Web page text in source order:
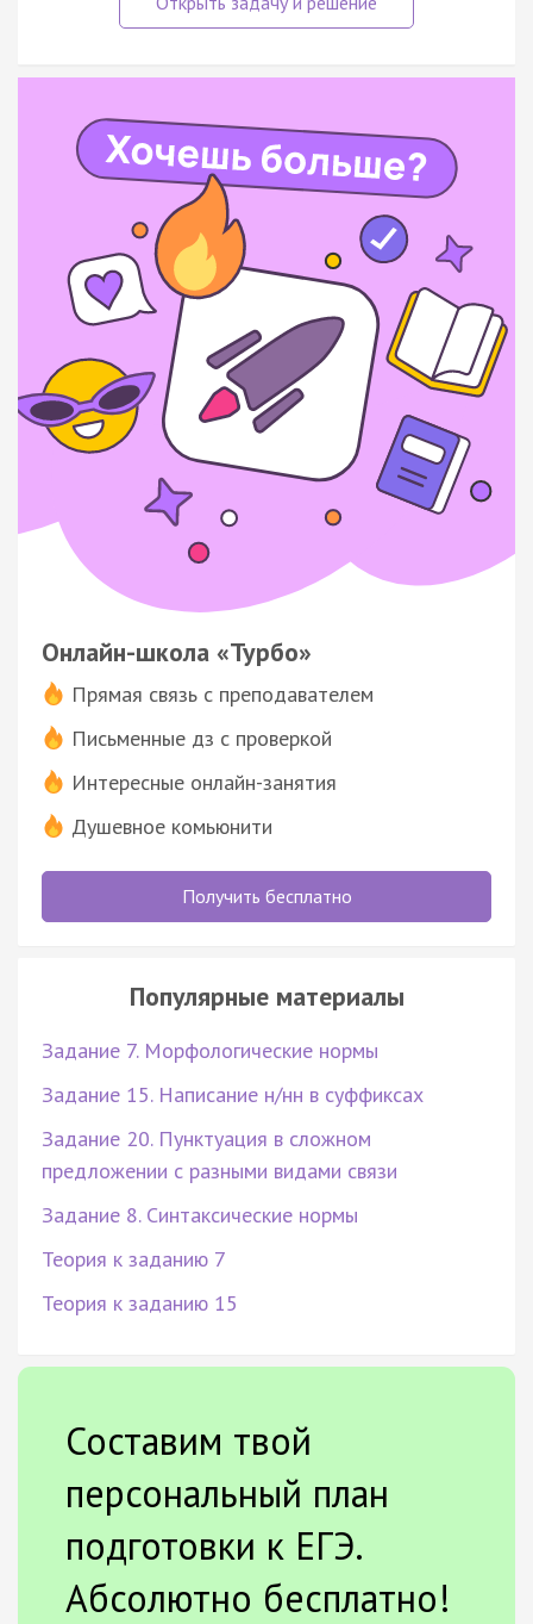
Онлайн-школа «Турбо»
Прямая связь с преподавателем
Письменные дз с проверкой
Интересные онлайн-занятия
Душевное комьюнити
Получить бесплатно
Популярные материалы
Задание 7. Морфологические нормы
Задание 15. Написание н/нн в суффиксах
Задание 20. Пунктуация в сложном
предложении с разными видами связи
Задание 8. Синтаксические нормы
Теория к заданию 7
Теория к заданию 15
Составим твой
персональный план
подготовки к ЕГЭ.
Абсолютно бесплатно!